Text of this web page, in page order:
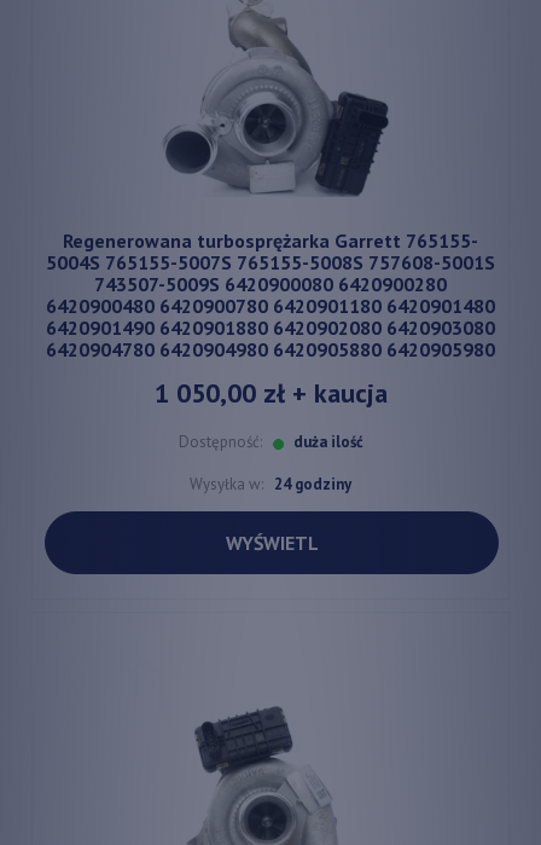
Regenerowana turbosprężarka Garrett 765155-
5004S 765155-5007S 765155-5008S 757608-5001S
743507-5009S 6420900080 6420900280
6420900480 6420900780 6420901180 6420901480
6420901490 6420901880 6420902080 6420903080
6420904780 6420904980 6420905880 6420905980
1 050,00 zł+ kaucja
Dostępność: duża ilość
Wysyłka w: 24 godziny
WYŚWIETL